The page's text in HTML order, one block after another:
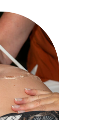
3D/4D echo
foto te
3D […]